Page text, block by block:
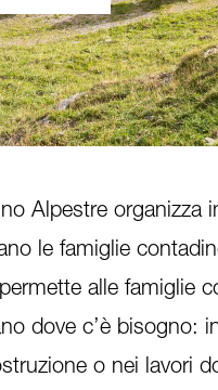
Alpestre organizza
le famiglie
alle famiglie
dove c’è bisogno:
o nei lavori